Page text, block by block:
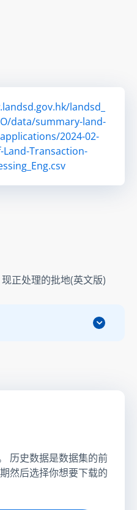
landsd_
data/summary-land-
2024-02-
Transaction-
正处理的批地(英文版)
历史数据是数据集的前
然后选择你想要下载的